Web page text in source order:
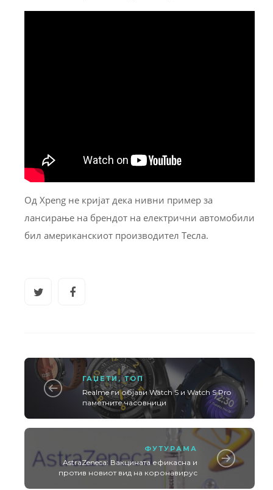
Од Xpeng не кријат дека нивни пример за
лансирање на брендот на електрични автомобили
бил американскиот производител Тесла.
ГАЏЕТИ,ТОП
Realme ги објави Watch S и Watch S Pro
паметните часовници
ФУТУРАМА
AstraZeneca: Вакцината ефикасна и
против новиот вид на коронавирус